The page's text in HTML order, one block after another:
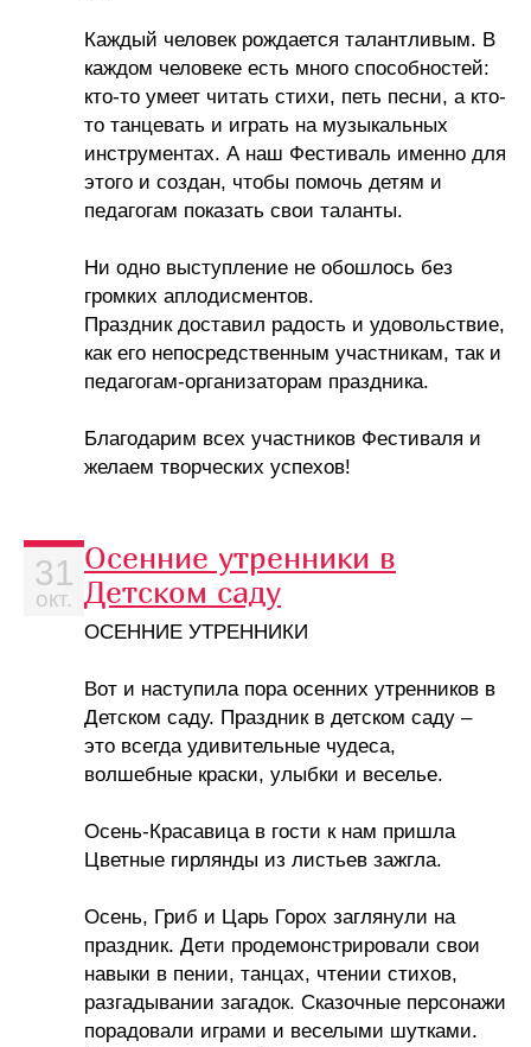
Каждый человек рождается талантливым. В
каждом человеке есть много способностей:
кто-то умеет читать стихи, петь песни, а кто-
то танцевать и играть на музыкальных
инструментах. А наш Фестиваль именно для
этого и создан, чтобы помочь детям и
педагогам показать свои таланты.
Ни одно выступление не обошлось без
громких аплодисментов.
Праздник доставил радость и удовольствие,
как его непосредственным участникам, так и
педагогам-организаторам праздника.
Благодарим всех участников Фестиваля и
желаем творческих успехов!
31
окт.
Осенние утренники в
Детском саду
ОСЕННИЕ УТРЕННИКИ
Вот и наступила пора осенних утренников в
Детском саду. Праздник в детском саду –
это всегда удивительные чудеса,
волшебные краски, улыбки и веселье.
Осень-Красавица в гости к нам пришла
Цветные гирлянды из листьев зажгла.
Осень, Гриб и Царь Горох заглянули на
праздник. Дети продемонстрировали свои
навыки в пении, танцах, чтении стихов,
разгадывании загадок. Сказочные персонажи
порадовали играми и веселыми шутками.